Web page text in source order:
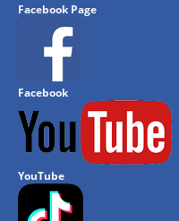
Facebook Page
Facebook
YouTube